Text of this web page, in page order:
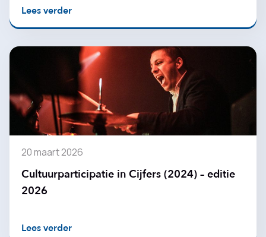
Lees verder
20 maart 2026
Cultuurparticipatie in Cijfers (2024) – editie
2026
Lees verder